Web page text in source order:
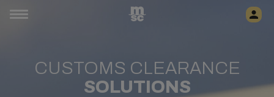
CUSTOMS CLEARANCE
SOLUTIONS